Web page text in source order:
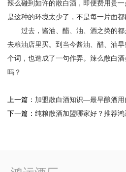
辣么碰到如许的散白酒，即便费用贵
是这种的环境太少了，不是每一片面都
过去，酱油、醋、油、酒之类的
去粮油店里买。到当今酱油、醋、油
个词，也造成了一句作弄。辣么散白
吗？
上一篇： 加盟散白酒知识—最早酿酒用
下一篇： 纯粮散酒加盟哪家好？推荐